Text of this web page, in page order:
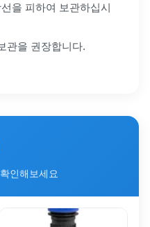
을 피하여 보관하십시
관을 권장합니다.
인해보세요